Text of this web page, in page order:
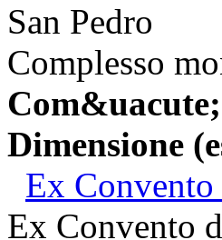
Complesso
Dimensione
Ex
Ex Convento